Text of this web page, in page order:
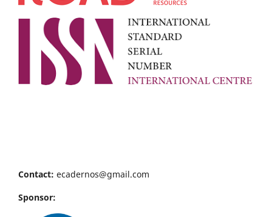
Contact: ecadernos@gmail.com
Sponsor: